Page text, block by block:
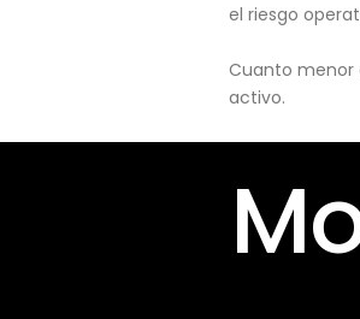
el riesgo
Cuanto menor
activo.